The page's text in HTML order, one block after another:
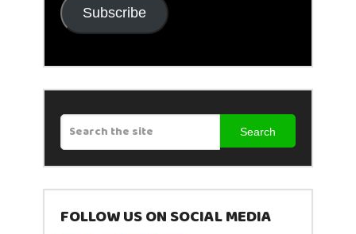
Subscribe
Search
FOLLOW US ON SOCIAL MEDIA